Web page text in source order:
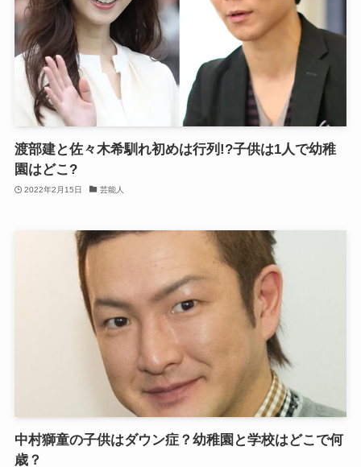
渡部建と佐々木希馴れ初めは行列!?子供は1人で幼稚
園はどこ?
2022年2月15日 芸能人
中村獅童の子供はダウン症？幼稚園と学校はどこで何
歳？